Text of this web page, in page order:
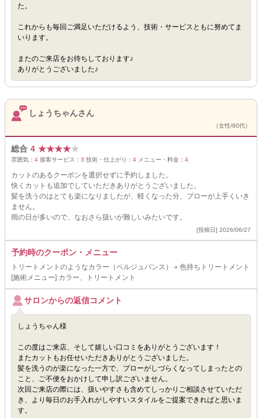
た。
これからも毎回ご満足いただけるよう、技術・サービスともに努めてま
いります。
またのご来店をお待ちしております♪
ありがとうございました♪
しょうちゃんさん
（女性/60代）
総合 4 ★★★★★
雰囲気： 4 接客サービス： 3 技術・仕上がり： 4 メニュー・料金： 4
カットのあるクーポンを選択せずに予約しました。
快くカットも追加でしていただきありがとうございました。
髪を洗うのはとても楽になりましたが、軽くなった分、ブローが上手くいき
ません。
雨の日が多いので、なおさら扱いが難しいみたいです。
[投稿日] 2026/06/27
予約時のクーポン・メニュー
トリートメントのようなカラー（ベルジュバンス）＋色持ちトリートメント
[施術メニュー] カラー、トリートメント
サロンからの返信コメント
しょうちゃん様
この度はご来店、そして嬉しい口コミをありがとうございます！
またカットもお任せいただきありがとうございました。
髪を洗うのが楽になった一方で、ブローがしづらくなってしまったとの
こと、ご不便をおかけして申し訳ございません。
次回ご来店の際には、扱いやすさも含めてしっかりご相談させていただ
き、より毎日のお手入れがしやすいスタイルをご提案できればと思いま
す。